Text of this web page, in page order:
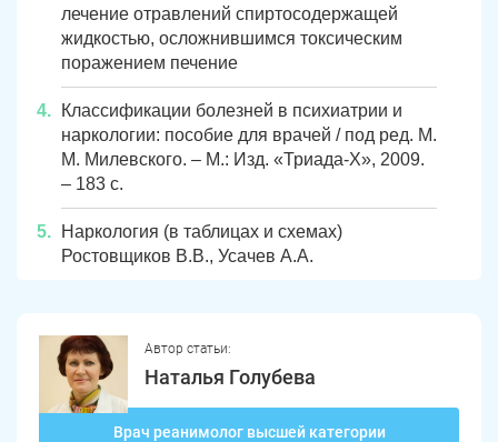
лечение отравлений спиртосодержащей
жидкостью, осложнившимся токсическим
поражением печение
Классификации болезней в психиатрии и
наркологии: пособие для врачей / под ред. М.
М. Милевского. – М.: Изд. «Триада-Х», 2009.
– 183 с.
Наркология (в таблицах и схемах)
Ростовщиков В.В., Усачев А.А.
Автор статьи:
Наталья Голубева
Врач реанимолог высшей категории